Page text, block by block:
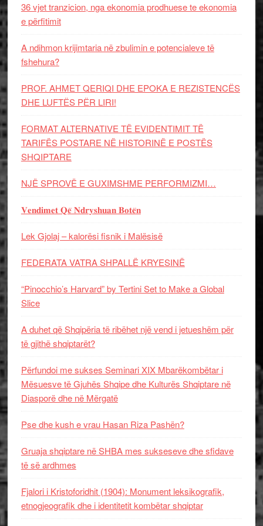
36 vjet tranzicion, nga ekonomia prodhuese te ekonomia
e përfitimit
A ndihmon krijimtaria në zbulimin e potencialeve të
fshehura?
PROF. AHMET QERIQI DHE EPOKA E REZISTENCЁS
DHE LUFTЁS PЁR LIRI!
FORMAT ALTERNATIVE TË EVIDENTIMIT TË
TARIFËS POSTARE NË HISTORINË E POSTËS
SHQIPTARE
NJË SPROVË E GUXIMSHME PERFORMIZMI…
𝐕𝐞𝐧𝐝𝐢𝐦𝐞𝐭 𝐐𝐞̈ 𝐍𝐝𝐫𝐲𝐬𝐡𝐮𝐚𝐧 𝐁𝐨𝐭𝐞̈𝐧
Lek Gjolaj – kalorësi fisnik i Malësisë
FEDERATA VATRA SHPALLË KRYESINË
“Pinocchio’s Harvard” by Tertini Set to Make a Global
Slice
A duhet që Shqipëria të ribëhet një vend i jetueshëm për
të gjithë shqiptarët?
Përfundoi me sukses Seminari XIX Mbarëkombëtar i
Mësuesve të Gjuhës Shqipe dhe Kulturës Shqiptare në
Diasporë dhe në Mërgatë
Pse dhe kush e vrau Hasan Riza Pashën?
Gruaja shqiptare në SHBA mes sukseseve dhe sfidave
të së ardhmes
Fjalori i Kristoforidhit (1904): Monument leksikografik,
etnogjeografik dhe i identitetit kombëtar shqiptar